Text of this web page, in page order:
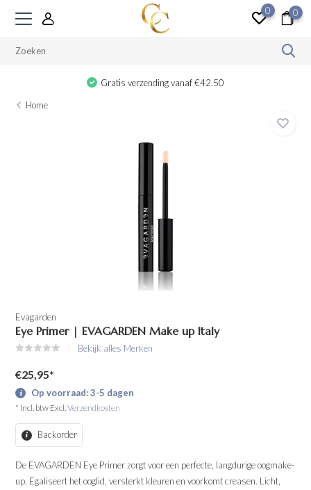
0 0
Gratis verzending vanaf €42.50
Home
Evagarden
Eye Primer | EVAGARDEN Make up Italy
Bekijk alles Merken
€25,95*
Op voorraad: 3-5 dagen
* Incl. btw Excl.Verzendkosten
Backorder
De EVAGARDEN Eye Primer zorgt voor een perfecte, langdurige oogmake-
up. Egaliseert het ooglid, versterkt kleuren en voorkomt creasen. Licht,